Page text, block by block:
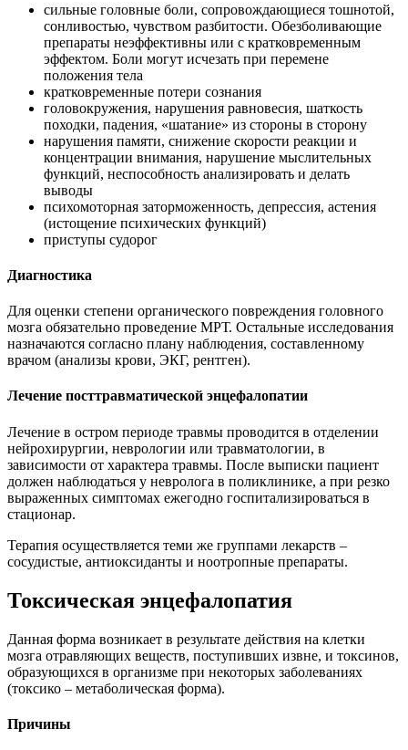
сильные головные боли, сопровождающиеся тошнотой,
сонливостью, чувством разбитости. Обезболивающие
препараты неэффективны или с кратковременным
эффектом. Боли могут исчезать при перемене
положения тела
кратковременные потери сознания
головокружения, нарушения равновесия, шаткость
походки, падения, «шатание» из стороны в сторону
нарушения памяти, снижение скорости реакции и
концентрации внимания, нарушение мыслительных
функций, неспособность анализировать и делать
выводы
психомоторная заторможенность, депрессия, астения
(истощение психических функций)
приступы судорог
Диагностика
Для оценки степени органического повреждения головного
мозга обязательно проведение МРТ. Остальные исследования
назначаются согласно плану наблюдения, составленному
врачом (анализы крови, ЭКГ, рентген).
Лечение посттравматической энцефалопатии
Лечение в остром периоде травмы проводится в отделении
нейрохирургии, неврологии или травматологии, в
зависимости от характера травмы. После выписки пациент
должен наблюдаться у невролога в поликлинике, а при резко
выраженных симптомах ежегодно госпитализироваться в
стационар.
Терапия осуществляется теми же группами лекарств –
сосудистые, антиоксиданты и ноотропные препараты.
Токсическая энцефалопатия
Данная форма возникает в результате действия на клетки
мозга отравляющих веществ, поступивших извне, и токсинов,
образующихся в организме при некоторых заболеваниях
(токсико – метаболическая форма).
Причины